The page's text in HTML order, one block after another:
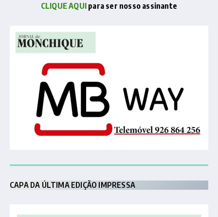
CLIQUE AQUI para ser nosso assinante
CAPA DA ÚLTIMA EDIÇÃO IMPRESSA